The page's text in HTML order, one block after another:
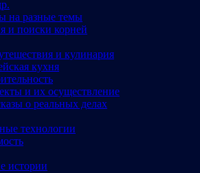
на разные темы
и поиски корней
и кулинария
кухня
и их осуществление
о реальных делах
технологии
истории